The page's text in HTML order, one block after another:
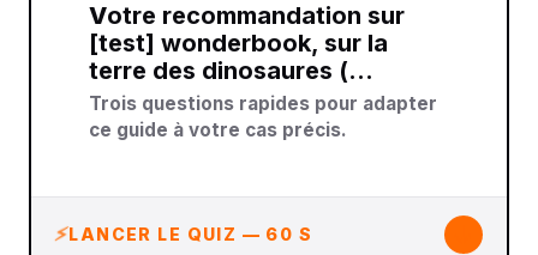
Votre recommandation sur
[test] wonderbook, sur la
terre des dinosaures (…
Trois questions rapides pour adapter
ce guide à votre cas précis.
LANCER LE QUIZ — 60 S